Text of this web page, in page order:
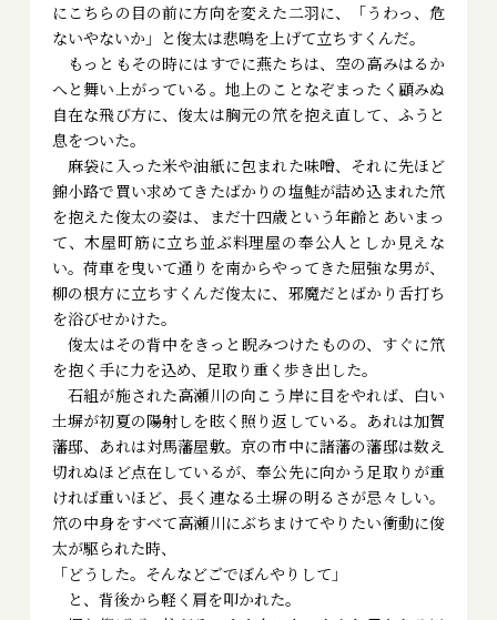
にこちらの目の前に方向を変えた二羽に、「うわっ、危
ないやないか」と俊太は悲鳴を上げて立ちすくんだ。
もっともその時にはすでに燕たちは、空の高みはるか
へと舞い上がっている。地上のことなぞまったく顧みぬ
自在な飛び方に、俊太は胸元の笊を抱え直して、ふうと
息をついた。
麻袋に入った米や油紙に包まれた味噌、それに先ほど
錦小路で買い求めてきたばかりの塩鮭が詰め込まれた笊
を抱えた俊太の姿は、まだ十四歳という年齢とあいまっ
て、木屋町筋に立ち並ぶ料理屋の奉公人としか見えな
い。荷車を曳いて通りを南からやってきた屈強な男が、
柳の根方に立ちすくんだ俊太に、邪魔だとばかり舌打ち
を浴びせかけた。
俊太はその背中をきっと睨みつけたものの、すぐに笊
を抱く手に力を込め、足取り重く歩き出した。
石組が施された高瀬川の向こう岸に目をやれば、白い
土塀が初夏の陽射しを眩く照り返している。あれは加賀
藩邸、あれは対馬藩屋敷。京の市中に諸藩の藩邸は数え
切れぬほど点在しているが、奉公先に向かう足取りが重
ければ重いほど、長く連なる土塀の明るさが忌々しい。
笊の中身をすべて高瀬川にぶちまけてやりたい衝動に俊
太が駆られた時、
「どうした。そんなどごでぼんやりして」
と、背後から軽く肩を叩かれた。